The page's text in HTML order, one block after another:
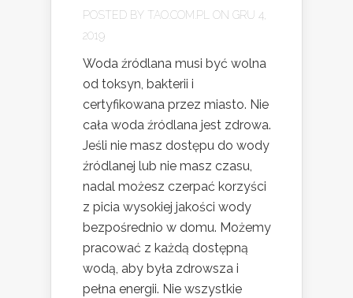
POSTED BY TAO.COM.PL
ON GRU 4,
2019
Woda źródlana musi być wolna
od toksyn, bakterii i
certyfikowana przez miasto. Nie
cała woda źródlana jest zdrowa.
Jeśli nie masz dostępu do wody
źródlanej lub nie masz czasu,
nadal możesz czerpać korzyści
z picia wysokiej jakości wody
bezpośrednio w domu. Możemy
pracować z każdą dostępną
wodą, aby była zdrowsza i
pełna energii. Nie wszystkie